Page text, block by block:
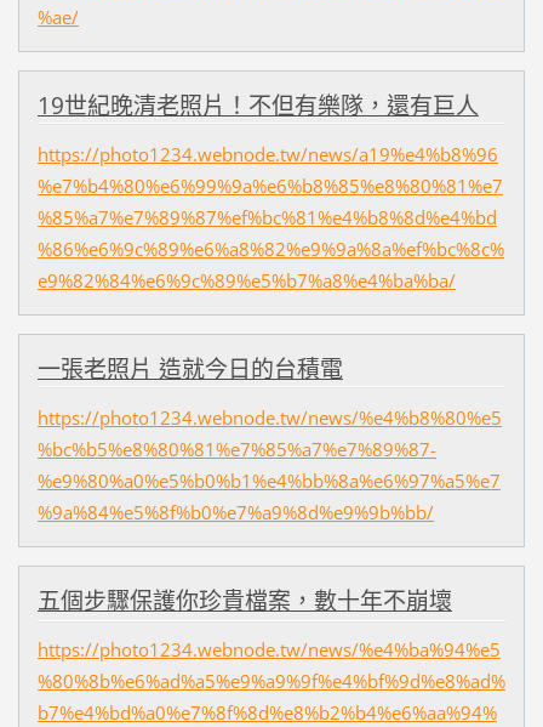
%ae/
19世紀晚清老照片！不但有樂隊，還有巨人
https://photo1234.webnode.tw/news/a19%e4%b8%96
%e7%b4%80%e6%99%9a%e6%b8%85%e8%80%81%e7
%85%a7%e7%89%87%ef%bc%81%e4%b8%8d%e4%bd
%86%e6%9c%89%e6%a8%82%e9%9a%8a%ef%bc%8c%
e9%82%84%e6%9c%89%e5%b7%a8%e4%ba%ba/
一張老照片 造就今日的台積電
https://photo1234.webnode.tw/news/%e4%b8%80%e5
%bc%b5%e8%80%81%e7%85%a7%e7%89%87-
%e9%80%a0%e5%b0%b1%e4%bb%8a%e6%97%a5%e7
%9a%84%e5%8f%b0%e7%a9%8d%e9%9b%bb/
五個步驟保護你珍貴檔案，數十年不崩壞
https://photo1234.webnode.tw/news/%e4%ba%94%e5
%80%8b%e6%ad%a5%e9%a9%9f%e4%bf%9d%e8%ad%
b7%e4%bd%a0%e7%8f%8d%e8%b2%b4%e6%aa%94%